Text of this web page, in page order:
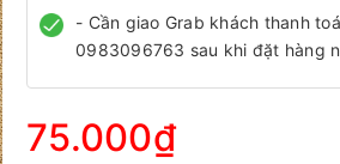
- Cần giao Grab khách thanh
0983096763 sau khi đặt hàng
75.000₫